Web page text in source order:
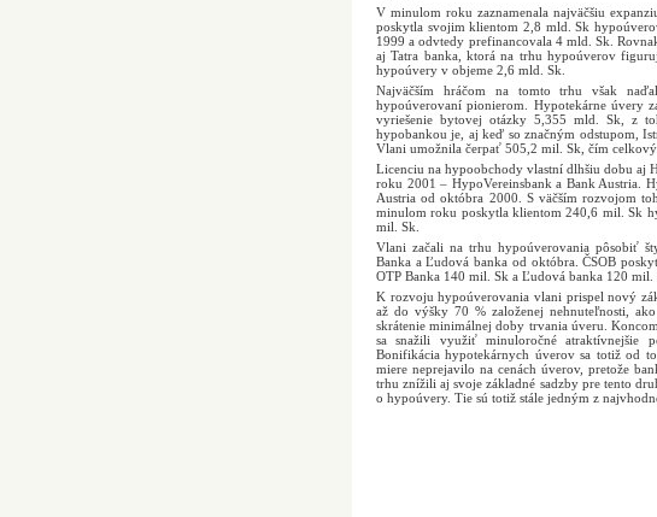
V minulom roku zaznamenala najväčšiu
poskytla svojim klientom 2,8 mld. Sk
1999 a odvtedy prefinancovala 4 mld. Sk.
aj Tatra banka, ktorá na trhu hypoúverov
hypoúvery v objeme 2,6 mld. Sk.
Najväčším hráčom na tomto trhu však
hypoúverovaní pionierom. Hypotekárne úvery
vyriešenie bytovej otázky 5,355 mld. Sk, z
hypobankou je, aj keď so značným odstupom,
Vlani umožnila čerpať 505,2 mil. Sk, čím
Licenciu na hypoobchody vlastní dlhšiu dobu aj
roku 2001 – HypoVereinsbank a Bank Austria.
Austria od októbra 2000. S väčším rozvojom
minulom roku poskytla klientom 240,6 mil. Sk
mil. Sk.
Vlani začali na trhu hypoúverovania pôsobiť
Banka a Ľudová banka od októbra. ČSOB
OTP Banka 140 mil. Sk a Ľudová banka 120 mil.
K rozvoju hypoúverovania vlani prispel nový
až do výšky 70 % založenej nehnuteľnosti,
skrátenie minimálnej doby trvania úveru.
sa snažili využiť minuloročné atraktívnejšie
Bonifikácia hypotekárnych úverov sa totiž od
miere neprejavilo na cenách úverov, pretože
trhu znížili aj svoje základné sadzby pre tento
o hypoúvery. Tie sú totiž stále jedným z